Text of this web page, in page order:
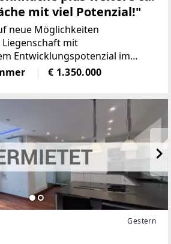
mit viel Potenzial!"
neue Möglichkeiten
mit
Entwicklungspotenzial im
im historischen
einem der
€ 1.350.000
Gestern